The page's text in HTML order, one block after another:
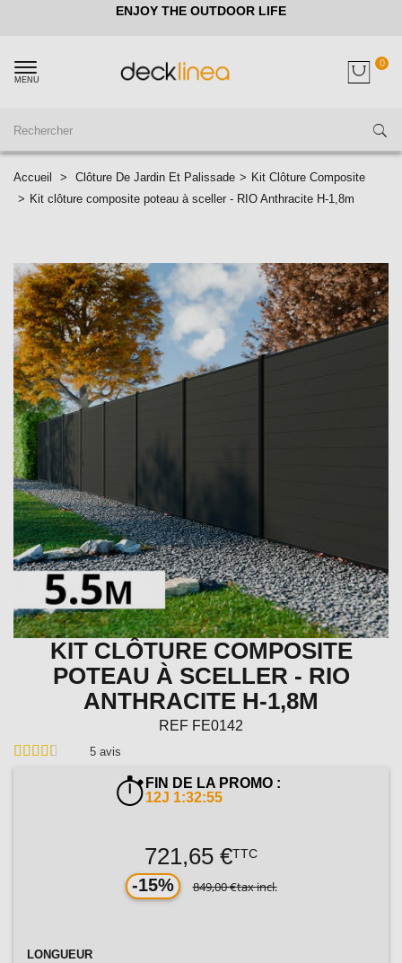
ENJOY THE OUTDOOR LIFE
MENU
0
Accueil > Clôture De Jardin Et Palissade > Kit Clôture Composite
> Kit clôture composite poteau à sceller - RIO Anthracite H-1,8m
KIT CLÔTURE COMPOSITE
POTEAU À SCELLER - RIO
ANTHRACITE H-1,8M
REF FE0142
5 avis
FIN DE LA PROMO :
12J 1:32:53
721,65 €TTC
-15% 849,00 €tax incl.
LONGUEUR